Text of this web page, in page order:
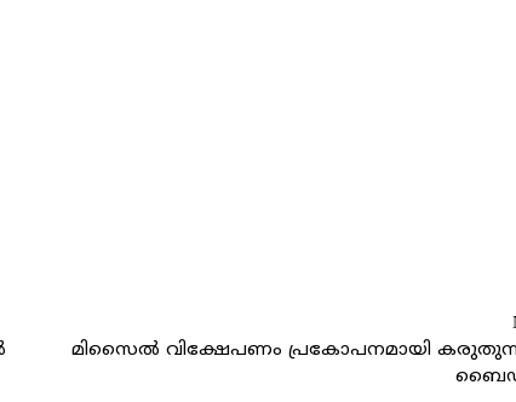
മിസൈല്‍ വിക്ഷേപണം പ്രകോപനമായി